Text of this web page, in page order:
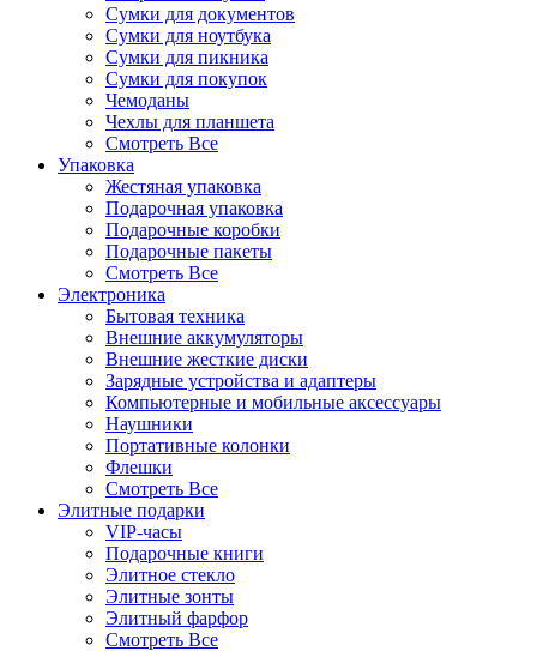
Сумки для документов
Сумки для ноутбука
Сумки для пикника
Сумки для покупок
Чемоданы
Чехлы для планшета
Смотреть Все
Упаковка
Жестяная упаковка
Подарочная упаковка
Подарочные коробки
Подарочные пакеты
Смотреть Все
Электроника
Бытовая техника
Внешние аккумуляторы
Внешние жесткие диски
Зарядные устройства и адаптеры
Компьютерные и мобильные аксессуары
Наушники
Портативные колонки
Флешки
Смотреть Все
Элитные подарки
VIP-часы
Подарочные книги
Элитное стекло
Элитные зонты
Элитный фарфор
Смотреть Все